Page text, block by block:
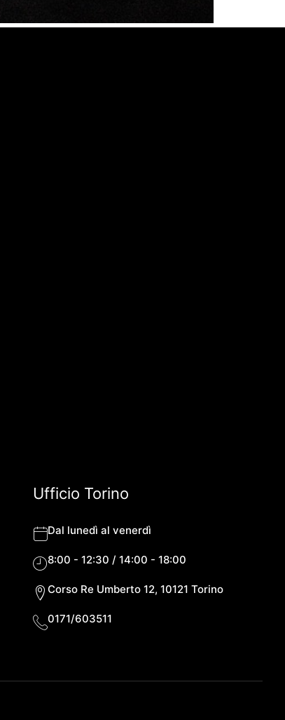
Ufficio Torino
Dal lunedì al venerdì
8:00 - 12:30 / 14:00 - 18:00
Corso Re Umberto 12, 10121 Torino
0171/603511